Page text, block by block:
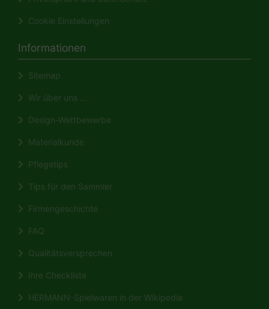
Cookie Einstellungen
Informationen
Sitemap
Wir über uns ...
Design-Wettbewerbe
Materialkunde
Pflegetips
Tips für den Sammler
Firmengeschichte
FAQ
Qualitätsversprechen
Ihre Checkliste
HERMANN-Spielwaren in der Wikipedia